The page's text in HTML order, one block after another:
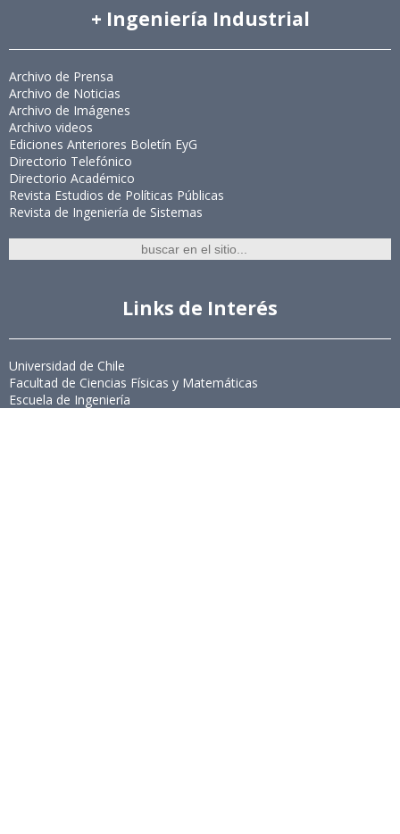
+ Ingeniería Industrial
Archivo de Prensa
Archivo de Noticias
Archivo de Imágenes
Archivo videos
Ediciones Anteriores Boletín EyG
Directorio Telefónico
Directorio Académico
Revista Estudios de Políticas Públicas
Revista de Ingeniería de Sistemas
Links de Interés
Universidad de Chile
Facultad de Ciencias Físicas y Matemáticas
Escuela de Ingeniería